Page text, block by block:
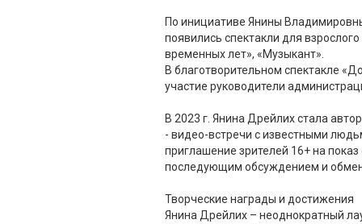
По инициативе Янины
появились спектакли для
временных лет», «Музыкант».
В благотворительном спектакле
участие руководители
В 2023 г. Янина Дрейлих стала
- видео-встречи с известными
приглашение зрителей 16+ на
последующим обсуждением и
Творческие награды и достижения
Янина Дрейлих – неоднократный